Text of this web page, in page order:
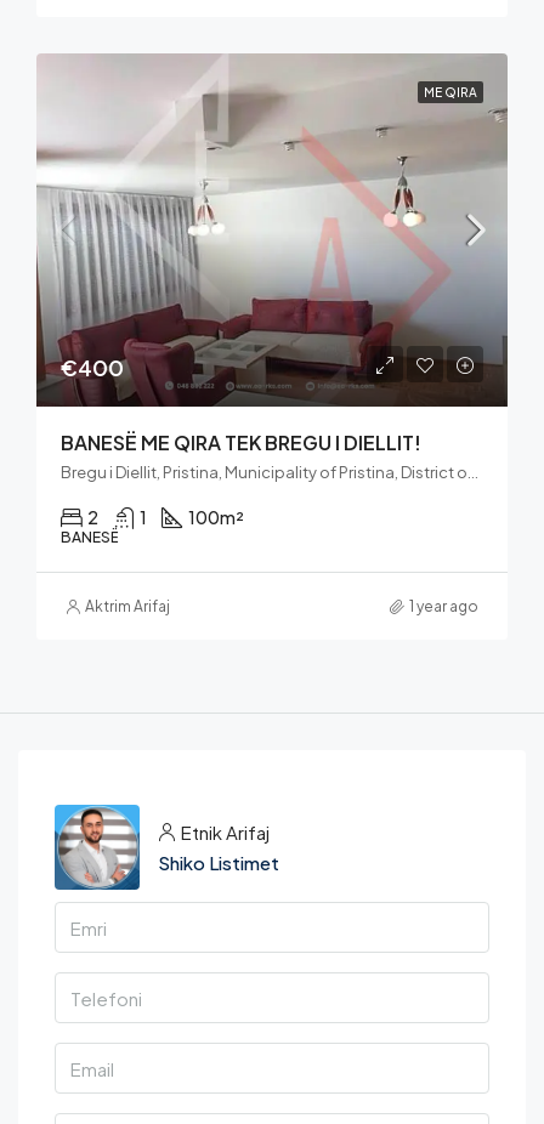
ME QIRA
€400
BANESË ME QIRA TEK BREGU I DIELLIT!
2 1 100m²
BANESË
Aktrim Arifaj 1 year ago
Etnik Arifaj
Shiko Listimet